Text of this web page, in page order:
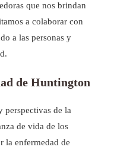
que nos brindan
a colaborar con
a las personas y
de Huntington
perspectivas de la
de vida de los
la enfermedad de